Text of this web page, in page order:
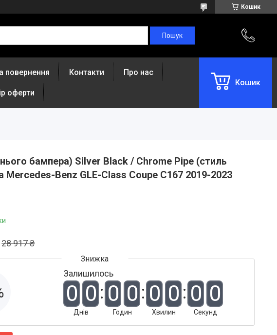
Кошик
повернення Контакти Про нас
оферти
Кошик
бампера) Silver Black / Chrome Pipe (стиль
Mercedes-Benz GLE-Class Coupe C167 2019-2023
28 917 ₴
Залишилось
0 0
Днів
0 0
Годин
0 0
Хвилин
0 0
Секунд